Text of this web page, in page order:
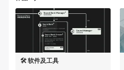
🛠️ 软件及工具